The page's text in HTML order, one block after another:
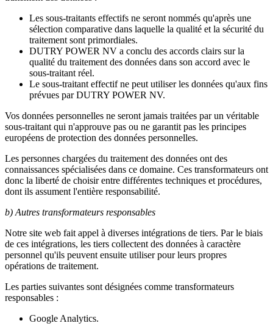
Les sous-traitants effectifs ne seront nommés qu'après une
sélection comparative dans laquelle la qualité et la sécurité du
traitement sont primordiales.
DUTRY POWER NV a conclu des accords clairs sur la
qualité du traitement des données dans son accord avec le
sous-traitant réel.
Le sous-traitant effectif ne peut utiliser les données qu'aux fins
prévues par DUTRY POWER NV.
Vos données personnelles ne seront jamais traitées par un véritable
sous-traitant qui n'approuve pas ou ne garantit pas les principes
européens de protection des données personnelles.
Les personnes chargées du traitement des données ont des
connaissances spécialisées dans ce domaine. Ces transformateurs ont
donc la liberté de choisir entre différentes techniques et procédures,
dont ils assument l'entière responsabilité.
b) Autres transformateurs responsables
Notre site web fait appel à diverses intégrations de tiers. Par le biais
de ces intégrations, les tiers collectent des données à caractère
personnel qu'ils peuvent ensuite utiliser pour leurs propres
opérations de traitement.
Les parties suivantes sont désignées comme transformateurs
responsables :
Google Analytics.